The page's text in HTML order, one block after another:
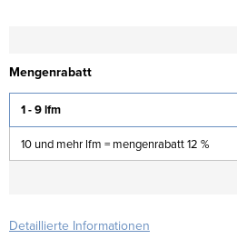
Mengenrabatt
1 - 9 lfm
10 und mehr lfm = mengenrabatt 12 %
Detaillierte Informationen